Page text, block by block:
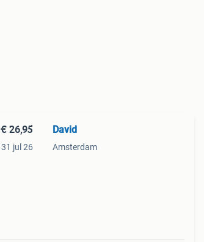
€ 26,95
31 jul 26
David
Amsterdam